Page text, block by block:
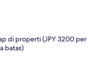
di properti (JPY 3200 per
batas)